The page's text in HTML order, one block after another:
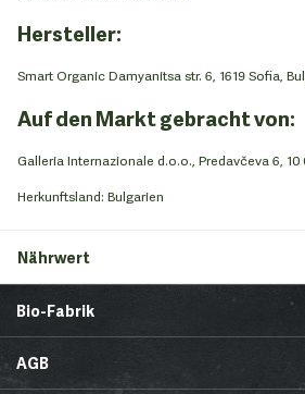
Hersteller:
Smart Organic Damyanitsa str. 6, 1619 Sofia,
Auf den Markt gebracht von:
Galleria Internazionale d.o.o., Predavčeva 6,
Herkunftsland: Bulgarien
Nährwert
Bio-Fabrik
News
AGB